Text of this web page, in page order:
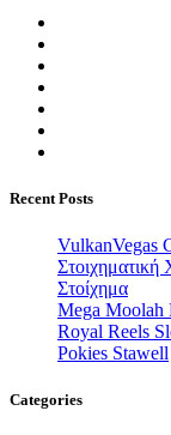
Recent Posts
VulkanVegas
Στοίχημα
Mega Moolah
Royal Reels
Pokies Stawell
Categories